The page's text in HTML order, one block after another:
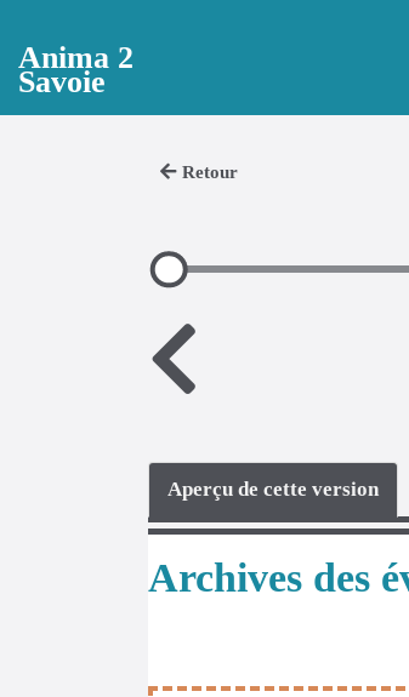
Anima 2
Savoie
Retour
Aperçu de cette version